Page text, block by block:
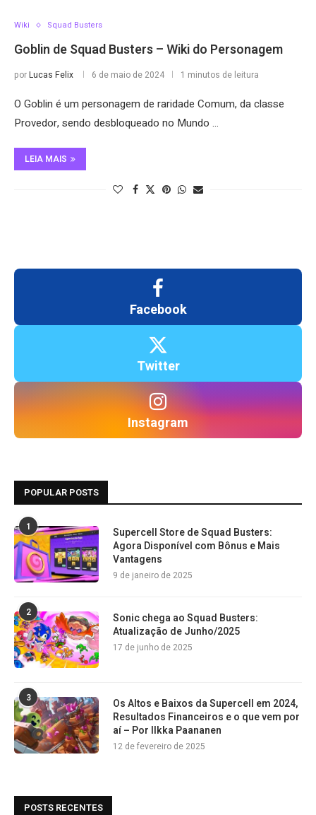
Wiki Squad Busters
Goblin de Squad Busters – Wiki do Personagem
porLucas Felix 6 de maio de 2024 1 minutos de leitura
O Goblin é um personagem de raridade Comum, da classe
Provedor, sendo desbloqueado no Mundo …
LEIA MAIS
Facebook
Twitter
Instagram
POPULAR POSTS
1
Supercell Store de Squad Busters:
Agora Disponível com Bônus e Mais
Vantagens
9 de janeiro de 2025
2
Sonic chega ao Squad Busters:
Atualização de Junho/2025
17 de junho de 2025
3
Os Altos e Baixos da Supercell em 2024,
Resultados Financeiros e o que vem por
aí – Por Ilkka Paananen
12 de fevereiro de 2025
POSTS RECENTES